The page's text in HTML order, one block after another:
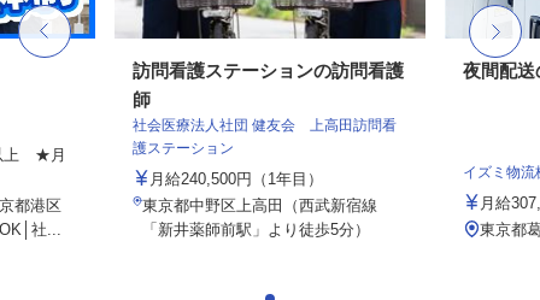
上 ★月
都港区
社...
訪問看護ステーションの訪問看護
師
社会医療法人社団 健友会 上高田訪問看
護ステーション
月給240,500円（1年目）
東京都中野区上高田（西武新宿線
「新井薬師前駅」より徒歩5分）
夜間配
イズミ物
月給
東京都